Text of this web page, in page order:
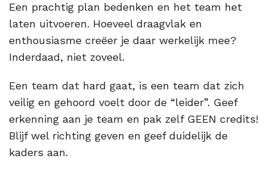
Een prachtig plan bedenken en het team het
laten uitvoeren. Hoeveel draagvlak en
enthousiasme creëer je daar werkelijk mee?
Inderdaad, niet zoveel.
Een team dat hard gaat, is een team dat zich
veilig en gehoord voelt door de “leider”. Geef
erkenning aan je team en pak zelf GEEN credits!
Blijf wel richting geven en geef duidelijk de
kaders aan.